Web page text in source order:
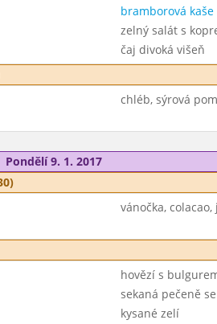
bramborová kaše
zelný salát s
čaj divoká višeň
chléb, sýrová
Pondělí 9. 1. 2017
vánočka, colacao,
hovězí s
sekaná pečeně
kysané zelí